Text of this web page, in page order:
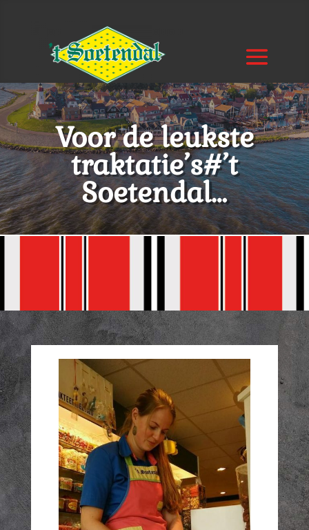
Voor de leukste
traktatie’s#’t
Soetendal…